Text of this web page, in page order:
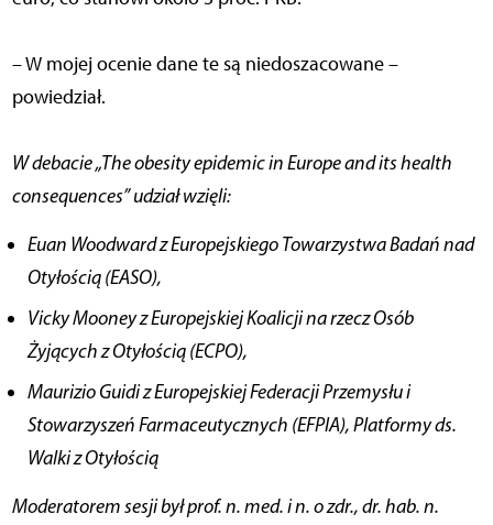
– W mojej ocenie dane te są niedoszacowane –
powiedział.
W debacie „The obesity epidemic in Europe and its health
consequences” udział wzięli:
Euan Woodward z Europejskiego Towarzystwa Badań nad
Otyłością (EASO),
Vicky Mooney z Europejskiej Koalicji na rzecz Osób
Żyjących z Otyłością (ECPO),
Maurizio Guidi z Europejskiej Federacji Przemysłu i
Stowarzyszeń Farmaceutycznych (EFPIA), Platformy ds.
Walki z Otyłością
Moderatorem sesji był prof. n. med. i n. o zdr., dr. hab. n.